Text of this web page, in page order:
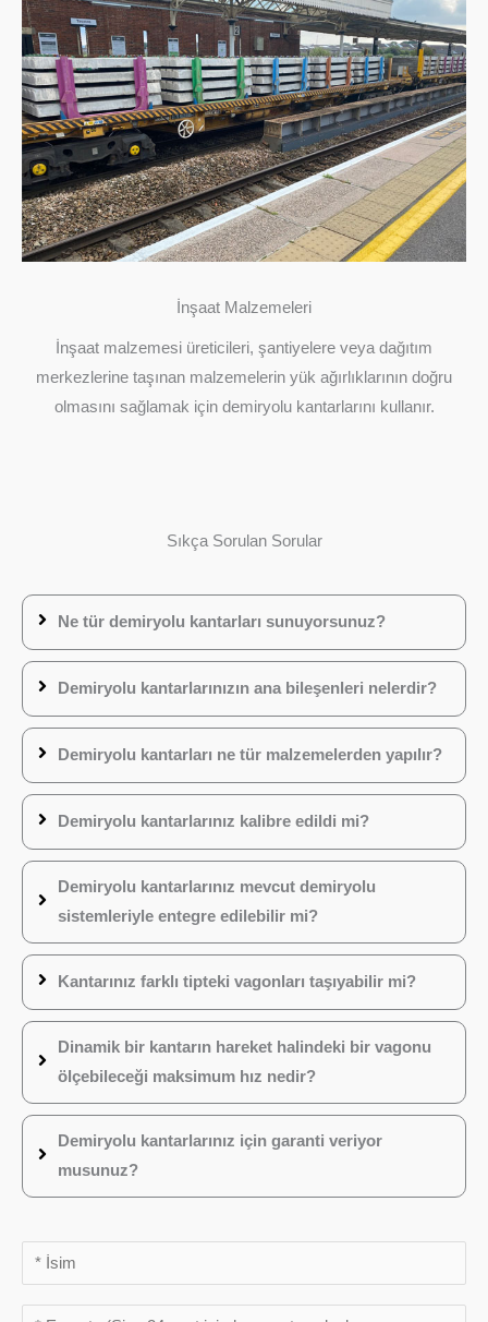
İnşaat Malzemeleri
İnşaat malzemesi üreticileri, şantiyelere veya dağıtım
merkezlerine taşınan malzemelerin yük ağırlıklarının doğru
olmasını sağlamak için demiryolu kantarlarını kullanır.
Sıkça Sorulan Sorular
Ne tür demiryolu kantarları sunuyorsunuz?
Demiryolu kantarlarınızın ana bileşenleri nelerdir?
Demiryolu kantarları ne tür malzemelerden yapılır?
Demiryolu kantarlarınız kalibre edildi mi?
Demiryolu kantarlarınız mevcut demiryolu
sistemleriyle entegre edilebilir mi?
Kantarınız farklı tipteki vagonları taşıyabilir mi?
Dinamik bir kantarın hareket halindeki bir vagonu
ölçebileceği maksimum hız nedir?
Demiryolu kantarlarınız için garanti veriyor
musunuz?